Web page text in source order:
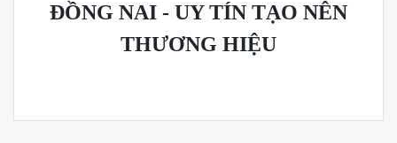
ĐỒNG NAI - UY TÍN TẠO NÊN
THƯƠNG HIỆU